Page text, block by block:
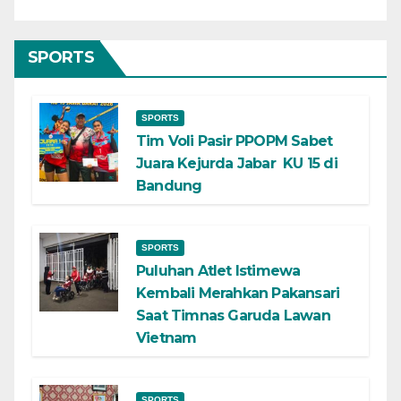
SPORTS
SPORTS
Tim Voli Pasir PPOPM Sabet
Juara Kejurda Jabar KU 15 di
Bandung
SPORTS
Puluhan Atlet Istimewa
Kembali Merahkan Pakansari
Saat Timnas Garuda Lawan
Vietnam